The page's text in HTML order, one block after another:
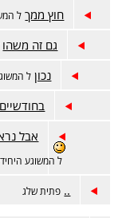
חוץ ממך ל
גם זה משהו
נכון ל
אבל
ל המשוגע
.. פתית שלג